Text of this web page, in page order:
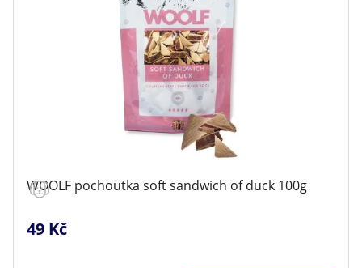
WOOLF pochoutka soft sandwich of duck 100g
49 Kč